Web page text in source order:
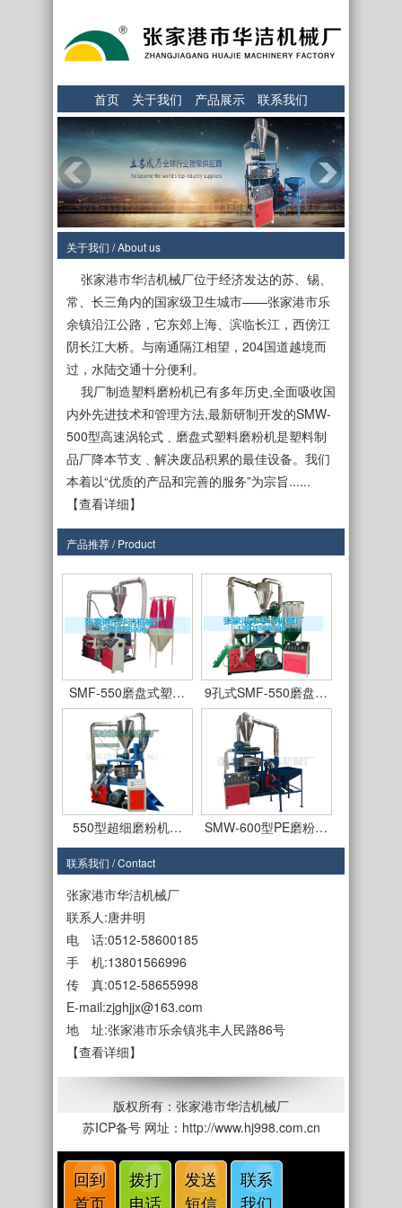
首页 关于我们 产品展示 联系我们
关于我们 / About us
张家港市华洁机械厂位于经济发达的苏、锡、
常、长三角内的国家级卫生城市——张家港市乐
余镇沿江公路，它东郊上海、滨临长江，西傍江
阴长江大桥。与南通隔江相望，204国道越境而
过，水陆交通十分便利。
我厂制造塑料磨粉机已有多年历史,全面吸收国
内外先进技术和管理方法,最新研制开发的SMW-
500型高速涡轮式﹑磨盘式塑料磨粉机是塑料制
品厂降本节支﹑解决废品积累的最佳设备。我们
本着以“优质的产品和完善的服务”为宗旨......
【查看详细】
产品推荐 / Product
SMF-450型 SMF550型立式磨盘…
SMF-550磨盘式塑… 9孔式SMF-550磨盘…
550型超细磨粉机… SMW-600型PE磨粉…
SMF-650型磨盘式…
SMF-450型 SMF550型立式磨盘…
联系我们 / Contact
张家港市华洁机械厂
联系人:唐井明
电 话:0512-58600185
手 机:13801566996
传 真:0512-58655998
E-mail:zjghjjx@163.com
地 址:张家港市乐余镇兆丰人民路86号
【查看详细】
版权所有：张家港市华洁机械厂
苏ICP备号网址：http://www.hj998.com.cn
回到
首页
拨打
电话
发送
短信
联系
我们